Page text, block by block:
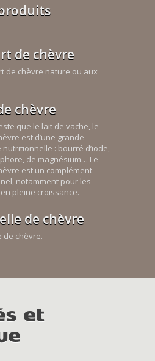
de chèvre
de chèvre nature ou aux
chèvre
que le lait de vache, le
est d’une grande
nutritionnelle : bourré d’iode,
de magnésium… Le
est un complément
notamment pour les
pleine croissance.
de chèvre
de chèvre.
et